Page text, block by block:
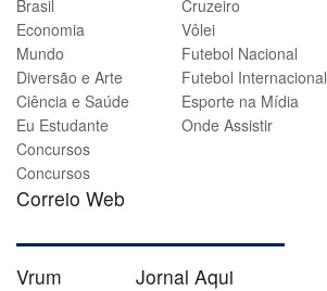
Brasil
Economia
Mundo
Diversão e Arte
Ciência e Saúde
Eu Estudante
Concursos
Concursos
Correio Web
Cruzeiro
Vôlei
Futebol Nacional
Futebol Internacional
Esporte na Mídia
Onde Assistir
Vrum Jornal Aqui